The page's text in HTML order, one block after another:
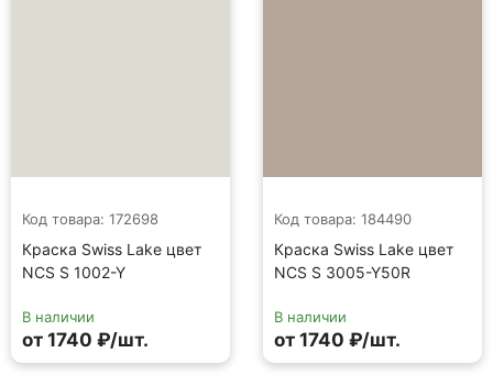
Код товара: 172698
Краска Swiss Lake цвет
NCS S 1002-Y
В наличии
от 1740 ₽/шт.
Код товара: 184490
Краска Swiss Lake цвет
NCS S 3005-Y50R
В наличии
от 1740 ₽/шт.